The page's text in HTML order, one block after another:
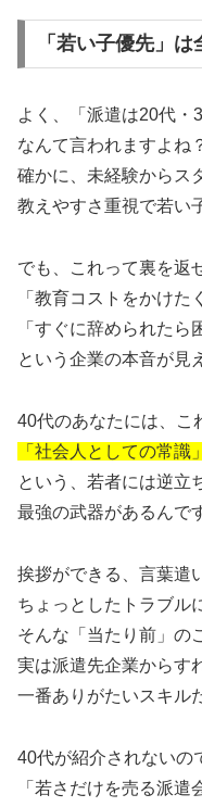
「若い子優先」
よく、「派遣は20代・
なんて言われますよね
確かに、未経験からス
教えやすさ重視で若い
でも、これって裏を返
「教育コストをかけた
「すぐに辞められたら
という企業の本音が見
40代のあなたには、こ
「社会人としての常識
という、若者には逆立
最強の武器があるんで
挨拶ができる、言葉遣
ちょっとしたトラブル
そんな「当たり前」の
実は派遣先企業からす
一番ありがたいスキル
40代が紹介されないの
「若さだけを売る派遣